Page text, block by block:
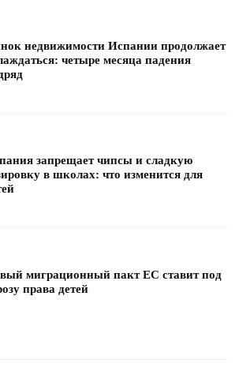
недвижимости Испании продолжает
четыре месяца падения
запрещает чипсы и сладкую
в школах: что изменится для
миграционный пакт ЕС ставит под
права детей